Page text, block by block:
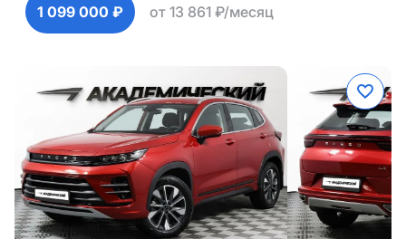
1 099 000 ₽ от 13 861 ₽/месяц